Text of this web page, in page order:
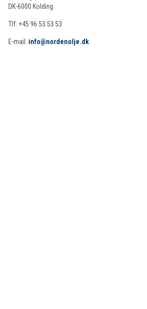
DK-6000 Kolding
Tlf: +45 96 53 53 53
E-mail: info@nordenolje.dk